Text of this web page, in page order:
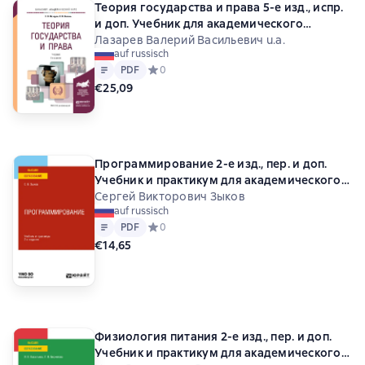
Владимир Евгеньевич Леонтьев
Галина Михайловна Коджаспирова И. К. Захаренко
С. В. Земляк
В. А. Спивак
Н. А. Логинова
Галина Алексеевна Кононова
Александр Германович Будрин
Елена Викторовна Будрина
Анатолий Алексеевич Деркач
Владимир Гаврилович Крысько
Надежда Николаевна Васильева
Валентина Георгиевна Казанская
Наталья Михайловна Мякишева
Светлана Васильевна Феоктистова
Александр Юрьевич Шевелев
Теория государства и права 5-е изд., испр.
и доп. Учебник для академического
бакалавриата
Лазарев Валерий Васильевич u.a.
auf russisch
Text
PDF
PDF Средний рейтинг 0 на основе 0 оценок
0
€25,09
Программирование 2-е изд., пер. и доп.
Учебник и практикум для академического
бакалавриата
Сергей Викторович Зыков
auf russisch
Text
PDF
PDF Средний рейтинг 0 на основе 0 оценок
0
€14,65
Физиология питания 2-е изд., пер. и доп.
Учебник и практикум для академического